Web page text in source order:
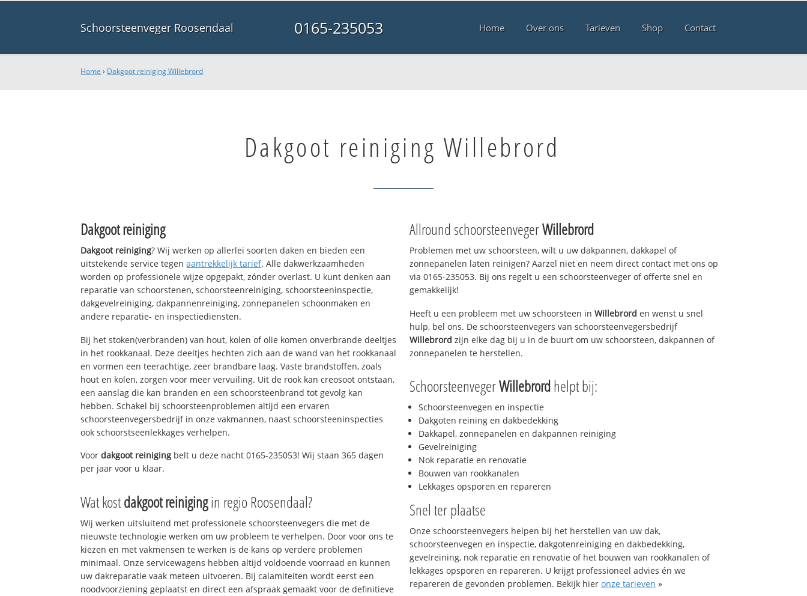
Schoorsteenveger Roosendaal 0165-235053 Home Over ons Tarieven Shop Contact
Home › Dakgoot reiniging Willebrord
Dakgoot reiniging Willebrord
Dakgoot reiniging
Dakgoot reiniging? Wij werken op allerlei soorten daken en bieden een
uitstekende service tegenaantrekkelijk tarief. Alle dakwerkzaamheden
worden op professionele wijze opgepakt, zónder overlast. U kunt denken aan
reparatie van schoorstenen, schoorsteenreiniging, schoorsteeninspectie,
dakgevelreiniging, dakpannenreiniging, zonnepanelen schoonmaken en
andere reparatie- en inspectiediensten.
Bij het stoken(verbranden) van hout, kolen of olie komen onverbrande deeltjes
in het rookkanaal. Deze deeltjes hechten zich aan de wand van het rookkanaal
en vormen een teerachtige, zeer brandbare laag. Vaste brandstoffen, zoals
hout en kolen, zorgen voor meer vervuiling. Uit de rook kan creosoot ontstaan,
een aanslag die kan branden en een schoorsteenbrand tot gevolg kan
hebben. Schakel bij schoorsteenproblemen altijd een ervaren
schoorsteenvegersbedrijf in onze vakmannen, naast schoorsteeninspecties
ook schoorstseenlekkages verhelpen.
Voordakgoot reiniging belt u deze nacht 0165-235053! Wij staan 365 dagen
per jaar voor u klaar.
Wat kostdakgoot reinigingin regio Roosendaal?
Wij werken uitsluitend met professionele schoorsteenvegers die met de
nieuwste technologie werken om uw probleem te verhelpen. Door voor ons te
kiezen en met vakmensen te werken is de kans op verdere problemen
minimaal. Onze servicewagens hebben altijd voldoende voorraad en kunnen
uw dakreparatie vaak meteen uitvoeren. Bij calamiteiten wordt eerst een
noodvoorziening geplaatst en direct een afspraak gemaakt voor de definitieve
Allround schoorsteenvegerWillebrord
Problemen met uw schoorsteen, wilt u uw dakpannen, dakkapel of
zonnepanelen laten reinigen? Aarzel niet en neem direct contact met ons op
via 0165-235053. Bij ons regelt u een schoorsteenveger of offerte snel en
gemakkelijk!
Heeft u een probleem met uw schoorsteen in Willebrord en wenst u snel
hulp, bel ons. De schoorsteenvegers van schoorsteenvegersbedrijf
Willebrord zijn elke dag bij u in de buurt om uw schoorsteen, dakpannen of
zonnepanelen te herstellen.
SchoorsteenvegerWillebrordhelpt bij:
Schoorsteenvegen en inspectie
Dakgoten reining en dakbedekking
Dakkapel, zonnepanelen en dakpannen reiniging
Gevelreiniging
Nok reparatie en renovatie
Bouwen van rookkanalen
Lekkages opsporen en repareren
Snel ter plaatse
Onze schoorsteenvegers helpen bij het herstellen van uw dak,
schoorsteenvegen en inspectie, dakgotenreiniging en dakbedekking,
gevelreining, nok reparatie en renovatie of het bouwen van rookkanalen of
lekkages opsporen en repareren. U krijgt professioneel advies én we
repareren de gevonden problemen. Bekijk hier onze tarieven »